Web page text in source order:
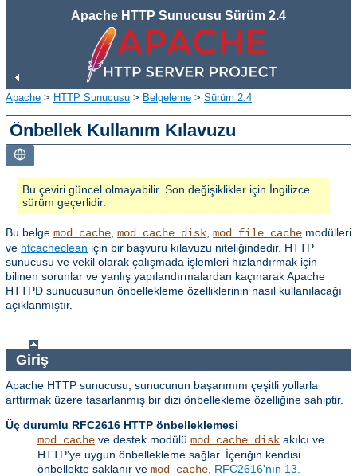
Apache HTTP Sunucusu Sürüm 2.4
Apache > HTTP Sunucusu > Belgeleme > Sürüm 2.4
Önbellek Kullanım Kılavuzu
Bu çeviri güncel olmayabilir. Son değişiklikler için İngilizce
sürüm geçerlidir.
Bu belge mod_cache mod_cache_disk mod_file_cache modülleri
ve htcacheclean için bir başvuru kılavuzu niteliğindedir. HTTP
sunucusu ve vekil olarak çalışmada işlemleri hızlandırmak için
bilinen sorunlar ve yanlış yapılandırmalardan kaçınarak Apache
HTTPD sunucusunun önbellekleme özelliklerinin nasıl kullanılacağı
açıklanmıştır.
Giriş
Apache HTTP sunucusu, sunucunun başarımını çeşitli yollarla
arttırmak üzere tasarlanmış bir dizi önbellekleme özelliğine sahiptir.
Üç durumlu RFC2616 HTTP önbelleklemesi
mod_cache ve destek modülü mod_cache_disk akılcı ve
HTTP'ye uygun önbellekleme sağlar. İçeriğin kendisi
önbellekte saklanır ve mod_cache RFC2616'nın 13.